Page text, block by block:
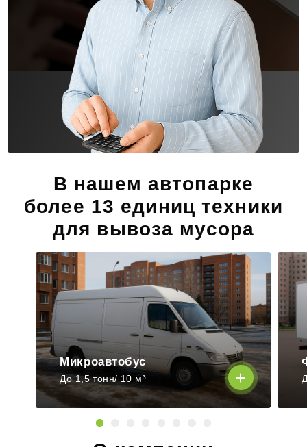
В нашем автопарке
более 13 единиц техники
для вывоза мусора
Микроавтобус
До 1,5 тонн/ 10 м³